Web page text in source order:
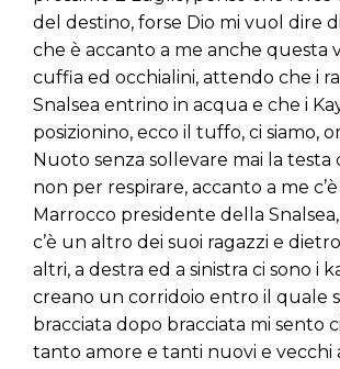
del destino, forse Dio mi vuol dire
che è accanto a me anche questa
cuffia ed occhialini, attendo che i
Snalsea entrino in acqua e che i
posizionino, ecco il tuffo, ci siamo,
Nuoto senza sollevare mai la testa
non per respirare, accanto a me
Marrocco presidente della
c’è un altro dei suoi ragazzi e
altri, a destra ed a sinistra ci sono i
creano un corridoio entro il quale
bracciata dopo bracciata mi sento
tanto amore e tanti nuovi e vecchi